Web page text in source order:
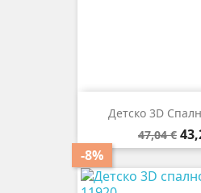
Детско 3D
Редовна
цена
47,04 €
-8%